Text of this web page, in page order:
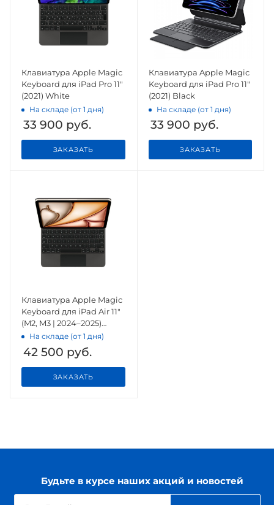
Клавиатура Apple Magic
Keyboard для iPad Pro 11"
(2021) White
На складе (от 1 дня)
33 900 руб.
ЗАКАЗАТЬ
Клавиатура Apple Magic
Keyboard для iPad Pro 11"
(2021) Black
На складе (от 1 дня)
33 900 руб.
ЗАКАЗАТЬ
Клавиатура Apple Magic
Keyboard для iPad Air 11"
(M2, M3 | 2024–2025)
Black
На складе (от 1 дня)
42 500 руб.
ЗАКАЗАТЬ
Будьте в курсе наших акций и новостей